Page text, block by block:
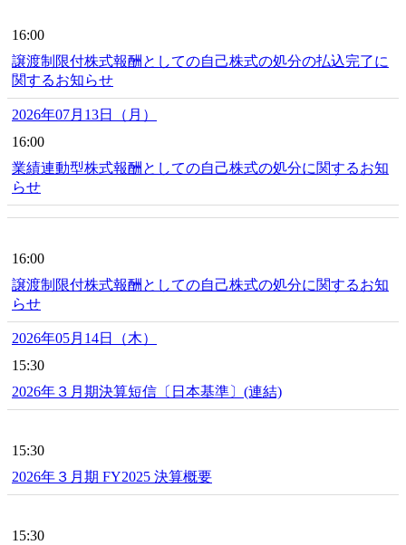
16:00
譲渡制限付株式報酬としての自己株式の処分の払込完了に
関するお知らせ
2026年07月13日（月）
16:00
業績連動型株式報酬としての自己株式の処分に関するお知
らせ
16:00
譲渡制限付株式報酬としての自己株式の処分に関するお知
らせ
2026年05月14日（木）
15:30
2026年３月期決算短信〔日本基準〕(連結)
15:30
2026年３月期 FY2025 決算概要
15:30